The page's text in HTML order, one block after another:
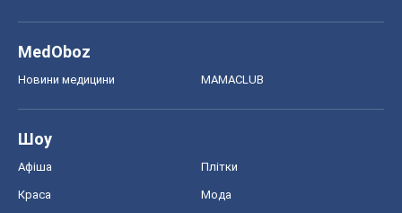
MedOboz
Новини медицини MAMACLUB
Шоу
Афіша Плітки
Краса Мода